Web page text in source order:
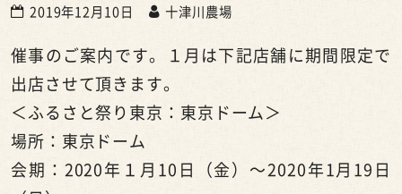
2019年12月10日 十津川農場
催事のご案内です。１月は下記店舗に期間限定で
出店させて頂きます。
＜ふるさと祭り東京：東京ドーム＞
場所：東京ドーム
会期：2020年１月10日（金）～2020年1月19日